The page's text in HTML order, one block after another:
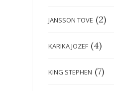
JANSSON TOVE (2)
KARIKA JOZEF (4)
KING STEPHEN (7)